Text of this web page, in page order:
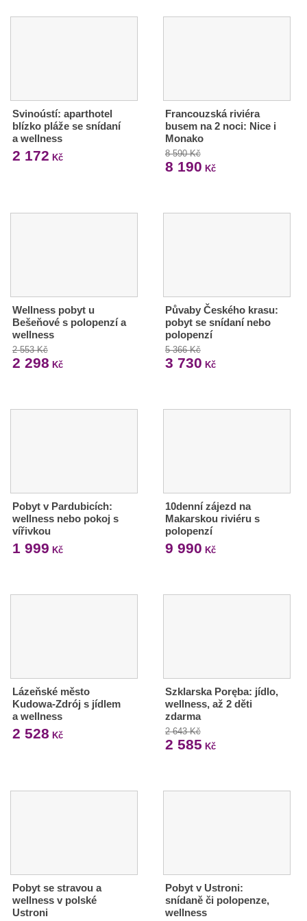
Svinoústí: aparthotel
blízko pláže se snídaní
a wellness
2 172 Kč
Francouzská riviéra
busem na 2 noci: Nice i
Monako
8 590 Kč
8 190 Kč
Wellness pobyt u
Bešeňové s polopenzí a
wellness
2 553 Kč
2 298 Kč
Půvaby Českého krasu:
pobyt se snídaní nebo
polopenzí
5 366 Kč
3 730 Kč
Pobyt v Pardubicích:
wellness nebo pokoj s
vířivkou
1 999 Kč
10denní zájezd na
Makarskou riviéru s
polopenzí
9 990 Kč
Lázeňské město
Kudowa-Zdrój s jídlem
a wellness
2 528 Kč
Szklarska Poręba: jídlo,
wellness, až 2 děti
zdarma
2 643 Kč
2 585 Kč
Pobyt se stravou a
wellness v polské
Ustroni
Pobyt v Ustroni:
snídaně či polopenze,
wellness